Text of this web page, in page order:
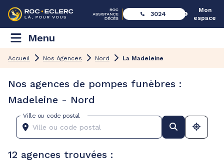
3024
Mon
espace
Menu
Accueil Nos Agences Nord La Madeleine
Nos agences de pompes funèbres :
Madeleine - Nord
Ville ou code postal
12 agences trouvées :